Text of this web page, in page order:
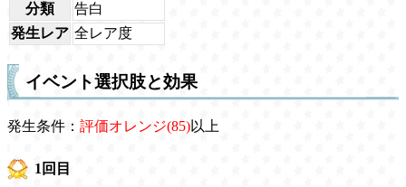
分類
告白
発生レア 全レア度
イベント選択肢と効果
発生条件： 評価オレンジ(85)以上
1回目